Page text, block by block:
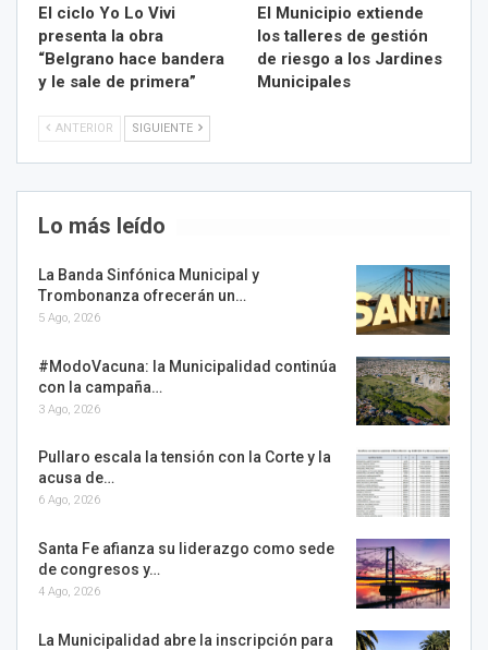
El ciclo Yo Lo Vivi
presenta la obra
“Belgrano hace bandera
y le sale de primera”
El Municipio extiende
los talleres de gestión
de riesgo a los Jardines
Municipales
ANTERIOR SIGUIENTE
Lo más leído
La Banda Sinfónica Municipal y
Trombonanza ofrecerán un…
5 Ago, 2026
#ModoVacuna: la Municipalidad continúa
con la campaña…
3 Ago, 2026
Pullaro escala la tensión con la Corte y la
acusa de…
6 Ago, 2026
Santa Fe afianza su liderazgo como sede
de congresos y…
4 Ago, 2026
La Municipalidad abre la inscripción para